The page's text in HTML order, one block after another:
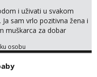
i uživati u svakom
sam vrlo pozitivna žena i
muškarca za dobar
me tamo, cekam te!
osobu